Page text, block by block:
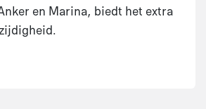
en Marina, biedt het extra